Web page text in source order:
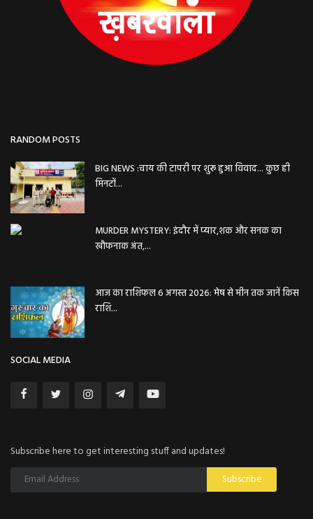
RANDOM POSTS
BIG NEWS :चाय की टापरी पर शुरू हुआ विवाद... कुछ ही
मिनटों...
MURDER MYSTERY: इंदौर में प्यार,शक और सनक का
खौफनाक अंत,...
आज का राशिफल 6 अगस्त 2026: मेष से मीन तक जानें किस
राशि...
SOCIAL MEDIA
Subscribe here to get interesting stuff and updates!
Subscribe